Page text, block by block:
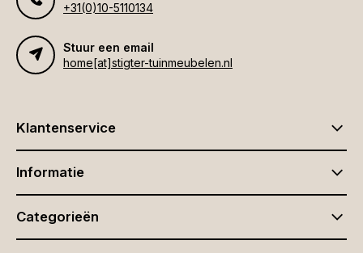
+31(0)10-5110134
Stuur een email
home[at]stigter-tuinmeubelen.nl
Klantenservice
Informatie
Categorieën